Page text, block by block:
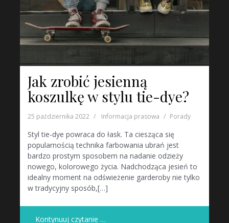
Jak zrobić jesienną
koszulkę w stylu tie-dye?
25 października 2022 Informacja prasowa Porady
Styl tie-dye powraca do łask. Ta ciesząca się
popularnością technika farbowania ubrań jest
bardzo prostym sposobem na nadanie odzieży
nowego, kolorowego życia. Nadchodząca jesień to
idealny moment na odświeżenie garderoby nie tylko
w tradycyjny sposób,[…]
Kontynuuj czytanie …